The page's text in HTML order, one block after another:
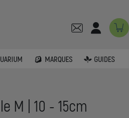
MARQUES GUIDES
M | 10 - 15cm